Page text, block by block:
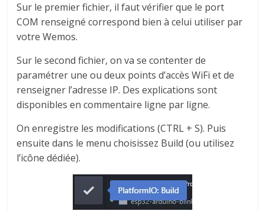
Sur le premier fichier, il faut vérifier que le port
COM renseigné correspond bien à celui utiliser par
votre Wemos.
Sur le second fichier, on va se contenter de
paramétrer une ou deux points d’accès WiFi et de
renseigner l’adresse IP. Des explications sont
disponibles en commentaire ligne par ligne.
On enregistre les modifications (CTRL + S). Puis
ensuite dans le menu choisissez Build (ou utilisez
l’icône dédiée).